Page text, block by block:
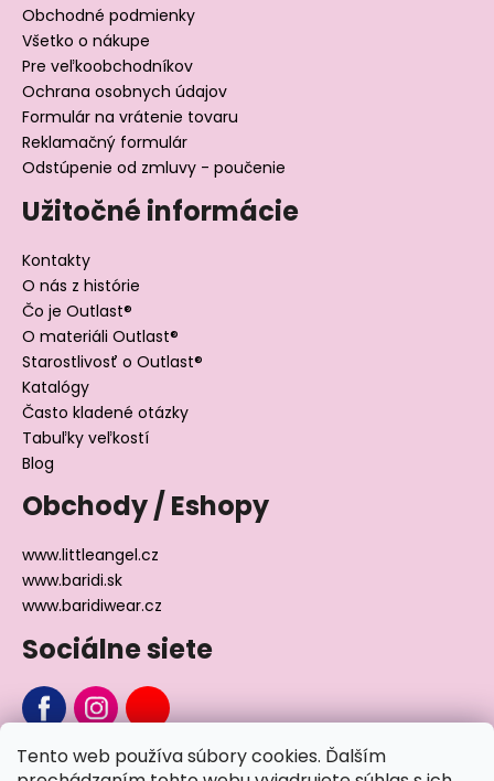
Tento web používa súbory cookies. Ďalším
Obchodné podmienky
Všetko o nákupe
Pre veľkoobchodníkov
Ochrana osobnych údajov
Formulár na vrátenie tovaru
Reklamačný formulár
Odstúpenie od zmluvy - poučenie
Užitočné informácie
Kontakty
O nás z histórie
Čo je Outlast®
O materiáli Outlast®
Starostlivosť o Outlast®
Katalógy
Často kladené otázky
Tabuľky veľkostí
Blog
Obchody / Eshopy
www.littleangel.cz
www.baridi.sk
www.baridiwear.cz
Sociálne siete
Chcete sa nás na niečo opýtať?